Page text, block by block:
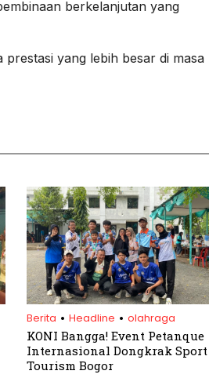
berkelanjutan yang
yang lebih besar di masa
Berita . Headline . olahraga
KONI Bangga! Event Petanque
Internasional Dongkrak Sport
Tourism Bogor